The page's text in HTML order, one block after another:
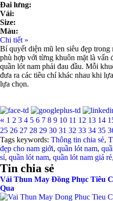
Đai lưng:
Vải:
Size:
Màu:
Chi tiết »
Bí quyết diện mũ len siêu đẹp
phù hợp với từng khuôn mặt là vấn
quần lót nam phải đau đầu. Mỗi
đưa ra các tiêu chí khác nhau khi
lựa chọn.
« 1 2 3 4 5 6 7 8 9 10 11 12 13 14
25 26 27 28 29 30 31 32 33 34 35
Tags keywords: Thông tin chia sẻ,
đẹp cho nam giới, quần lót nam,
sỉ, quần lót nam, quần lót nam giá rẻ,
Tin chia sẻ
Vải Thun May Đồng Phục Tiêu
Qua